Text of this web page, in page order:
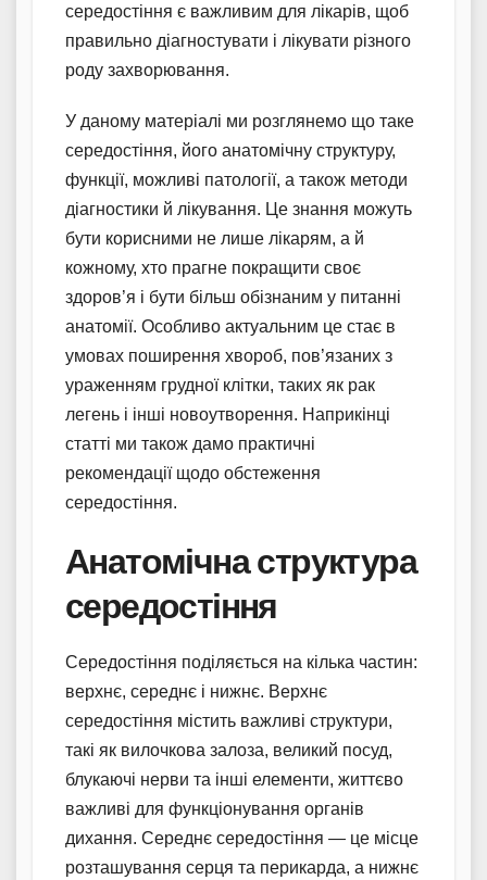
середостіння є важливим для лікарів, щоб
правильно діагностувати і лікувати різного
роду захворювання.
У даному матеріалі ми розглянемо що таке
середостіння, його анатомічну структуру,
функції, можливі патології, а також методи
діагностики й лікування. Це знання можуть
бути корисними не лише лікарям, а й
кожному, хто прагне покращити своє
здоров’я і бути більш обізнаним у питанні
анатомії. Особливо актуальним це стає в
умовах поширення хвороб, пов’язаних з
ураженням грудної клітки, таких як рак
легень і інші новоутворення. Наприкінці
статті ми також дамо практичні
рекомендації щодо обстеження
середостіння.
Анатомічна структура
середостіння
Середостіння поділяється на кілька частин:
верхнє, середнє і нижнє. Верхнє
середостіння містить важливі структури,
такі як вилочкова залоза, великий посуд,
блукаючі нерви та інші елементи, життєво
важливі для функціонування органів
дихання. Середнє середостіння — це місце
розташування серця та перикарда, а нижнє